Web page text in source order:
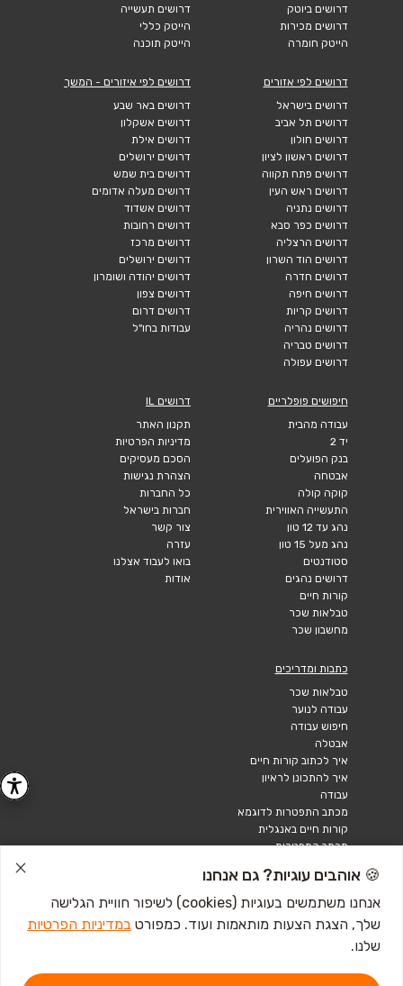
דרושים ביוטק
דרושים מכירות
הייטק חומרה
דרושים תעשייה
הייטק כללי
הייטק תוכנה
דרושים לפי אזורים
דרושים בישראל
דרושים תל אביב
דרושים חולון
דרושים ראשון לציון
דרושים פתח תקווה
דרושים ראש העין
דרושים נתניה
דרושים כפר סבא
דרושים הרצליה
דרושים הוד השרון
דרושים חדרה
דרושים חיפה
דרושים קריות
דרושים נהריה
דרושים טבריה
דרושים עפולה
דרושים לפי איזורים - המשך
דרושים באר שבע
דרושים אשקלון
דרושים אילת
דרושים ירושלים
דרושים בית שמש
דרושים מעלה אדומים
דרושים אשדוד
דרושים רחובות
דרושים מרכז
דרושים ירושלים
דרושים יהודה ושומרון
דרושים צפון
דרושים דרום
עבודות בחו"ל
חיפושים פופלריים
עבודה מהבית
יד 2
בנק הפועלים
אבטחה
קוקה קולה
התעשייה האווירית
נהג עד 12 טון
נהג מעל 15 טון
סטודנטים
דרושים נהגים
קורות חיים
טבלאות שכר
מחשבון שכר
דרושים IL
תקנון האתר
מדיניות הפרטיות
הסכם מעסיקים
הצהרת נגישות
כל החברות
חברות בישראל
צור קשר
עזרה
בואו לעבוד אצלנו
אודות
כתבות ומדריכים
טבלאות שכר
עבודה לנוער
חיפוש עבודה
אבטלה
איך לכתוב קורות חיים
איך להתכונן לראיון
עבודה
מכתב התפטרות לדוגמא
קורות חיים באנגלית
מכתב התפטרות
🍪 אוהבים עוגיות? גם אנחנו
אנחנו משתמשים בעוגיות (cookies) לשיפור חוויית הגלישה
שלך, הצגת הצעות מותאמות ועוד. כמפורט במדיניות הפרטיות
שלנו.